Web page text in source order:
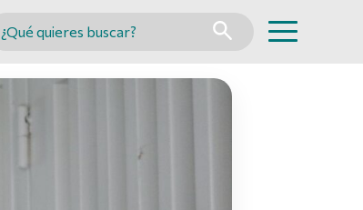
Buscar en MINCYT